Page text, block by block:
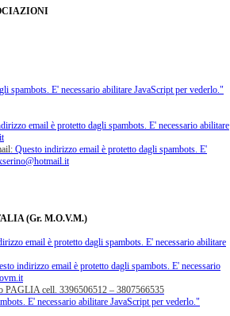
spambots. E' necessario abilitare JavaScript per vederlo."
email è protetto dagli spambots. E' necessario abilitare
Questo indirizzo email è protetto dagli spambots. E'
(Gr. M.O.V.M.)
email è protetto dagli spambots. E' necessario abilitare
indirizzo email è protetto dagli spambots. E' necessario
cell. 3396506512 – 3807566535
E' necessario abilitare JavaScript per vederlo."